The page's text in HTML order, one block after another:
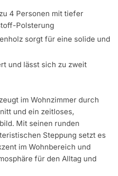
4 Personen mit tiefer
Polsterung
sorgt für eine solide und
und lässt sich zu zweit
im Wohnzimmer durch
und ein zeitloses,
Mit seinen runden
Steppung setzt es
im Wohnbereich und
für den Alltag und